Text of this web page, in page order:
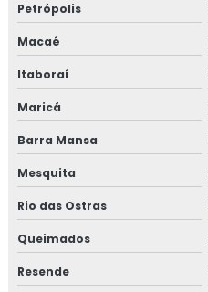
Isolamento aerogel térmico
Isolamento câmara fria
Isolamento de caldeira
Isolamento de descargas
Isolamento de duto
Isolamento de dutos de ar
Isolamento de tanques
Petrópolis
Macaé
Itaboraí
Maricá
Barra Mansa
Mesquita
Rio das Ostras
Queimados
Resende